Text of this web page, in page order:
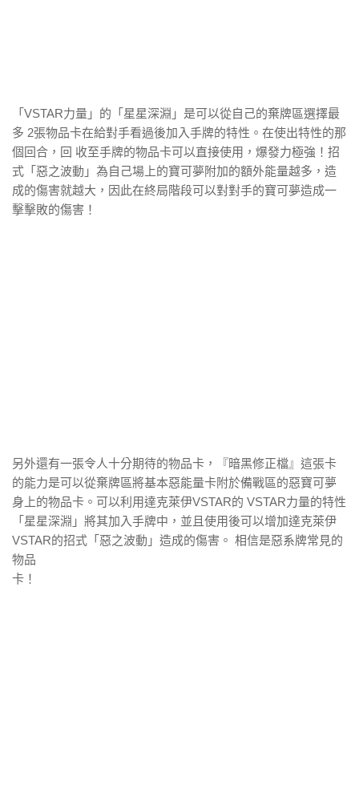
「VSTAR力量」的「星星深淵」是可以從自己的棄牌區選擇最
多 2張物品卡在給對手看過後加入手牌的特性。在使出特性的那
個回合，回 收至手牌的物品卡可以直接使用，爆發力極強！招
式「惡之波動」為自己場上的寶可夢附加的額外能量越多，造
成的傷害就越大，因此在終局階段可以對對手的寶可夢造成一
擊擊敗的傷害！
另外還有一張令人十分期待的物品卡，『暗黑修正檔』這張卡
的能力是可以從棄牌區將基本惡能量卡附於備戰區的惡寶可夢
身上的物品卡。可以利用達克萊伊VSTAR的 VSTAR力量的特性
「星星深淵」將其加入手牌中，並且使用後可以增加達克萊伊
VSTAR的招式「惡之波動」造成的傷害。 相信是惡系牌常見的
物品
卡！